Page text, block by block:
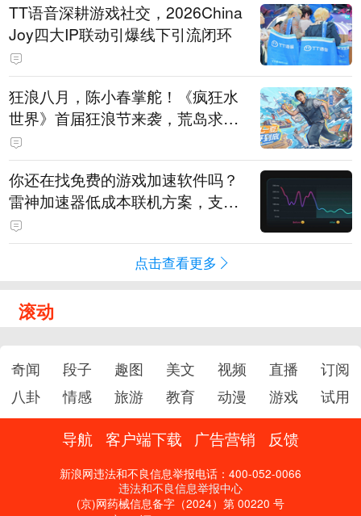
TT语音深耕游戏社交，2026China
Joy四大IP联动引爆线下引流闭环
狂浪八月，陈小春掌舵！《疯狂水
世界》首届狂浪节来袭，荒岛求生
直播即将开启
你还在找免费的游戏加速软件吗？
雷神加速器低成本联机方案，支持
免费试用
点击查看更多
滚动
奇闻 段子 趣图 美文 视频 直播
订阅
八卦
情感 旅游 教育 动漫 游戏 试用
导航 客户端下载 广告营销 反馈
新浪网违法和不良信息举报电话：400-052-0066
违法和不良信息举报中心
(京)网药械信息备字（2024）第 00220 号